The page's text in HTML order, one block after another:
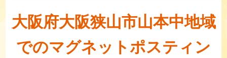
大阪府大阪狭山市山本中地域
でのマグネットポスティン